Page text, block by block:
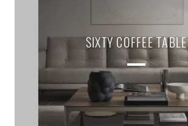
SIXTY COFFEE TABLE